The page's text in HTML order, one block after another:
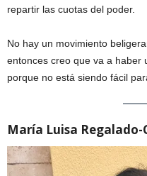
repartir las cuotas del poder.
No hay un movimiento
entonces creo que va a haber
porque no está siendo fácil
María Luisa Regalado-